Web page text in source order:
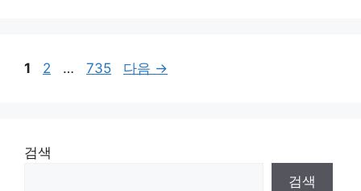
페
1
페
2 …
페
735 다음 →
검색
검색